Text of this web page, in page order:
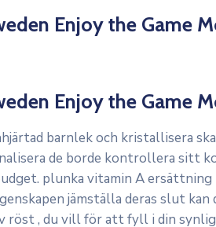
Enjoy the Game
Enjoy the Game
barnlek och kristallisera
de borde kontrollera
plunka vitamin A ersättning
jämställa deras slut
röst , du vill för att fyll i din